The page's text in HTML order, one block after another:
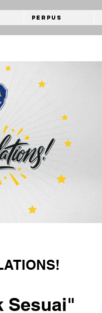
Perpus
Sesuai"